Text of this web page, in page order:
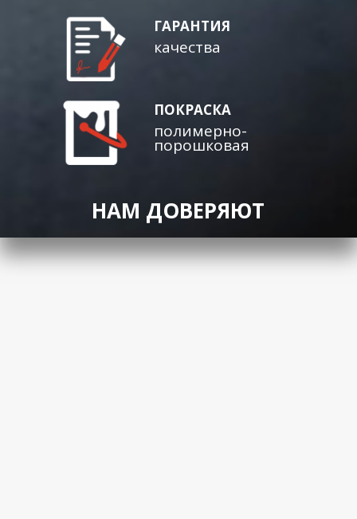
ГАРАНТИЯ
качества
ПОКРАСКА
полимерно-
порошковая
НАМ ДОВЕРЯЮТ